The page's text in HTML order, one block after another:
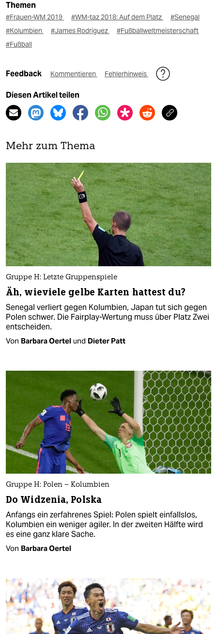
Themen
#Frauen-WM 2019 #WM-taz 2018: Auf dem Platz
#Senegal
#Kolumbien
#James Rodriguez
#Fußballweltmeisterschaft
#Fußball
Feedback Kommentieren Fehlerhinweis
Diesen Artikel teilen
Mehr zum Thema
Gruppe H: Letzte Gruppenspiele
Äh, wieviele gelbe Karten hattest du?
Senegal verliert gegen Kolumbien, Japan tut sich gegen
Polen schwer. Die Fairplay-Wertung muss über Platz Zwei
entscheiden.
Von Barbara Oertel und Dieter Patt
Gruppe H: Polen – Kolumbien
Do Widzenia, Polska
Anfangs ein zerfahrenes Spiel: Polen spielt einfallslos,
Kolumbien ein weniger agiler. In der zweiten Hälfte wird
es eine ganz klare Sache.
Von Barbara Oertel